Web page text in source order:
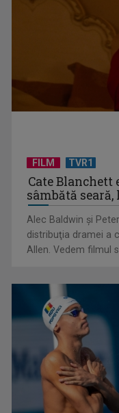
"Robin Hood"-ul
Un reper al
„Roma, oraș deschis”
FILM TVR1
Cate Blanchett
sâmbătă seară,
Alec Baldwin şi
distribuţia dramei a
Allen. Vedem filmul